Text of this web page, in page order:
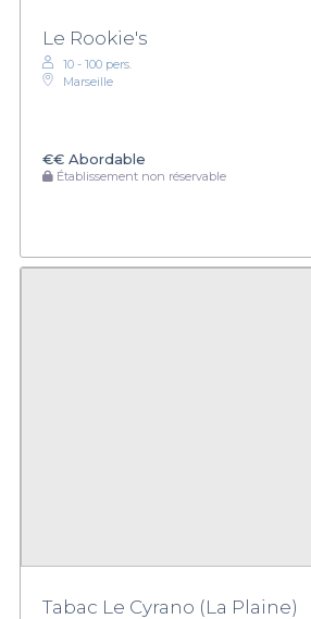
Le Rookie's
10 - 100 pers.
Marseille
€€ Abordable
Établissement non réservable
Tabac Le Cyrano (La Plaine)